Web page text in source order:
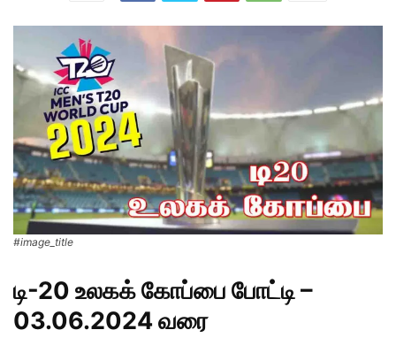
#image_title
டி-20 உலகக் கோப்பை போட்டி–
03.06.2024 வரை